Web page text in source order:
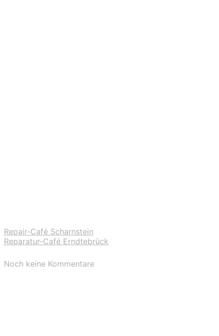
Repair-Café Scharnstein
Reparatur-Café Erndtebrück
Noch keine Kommentare